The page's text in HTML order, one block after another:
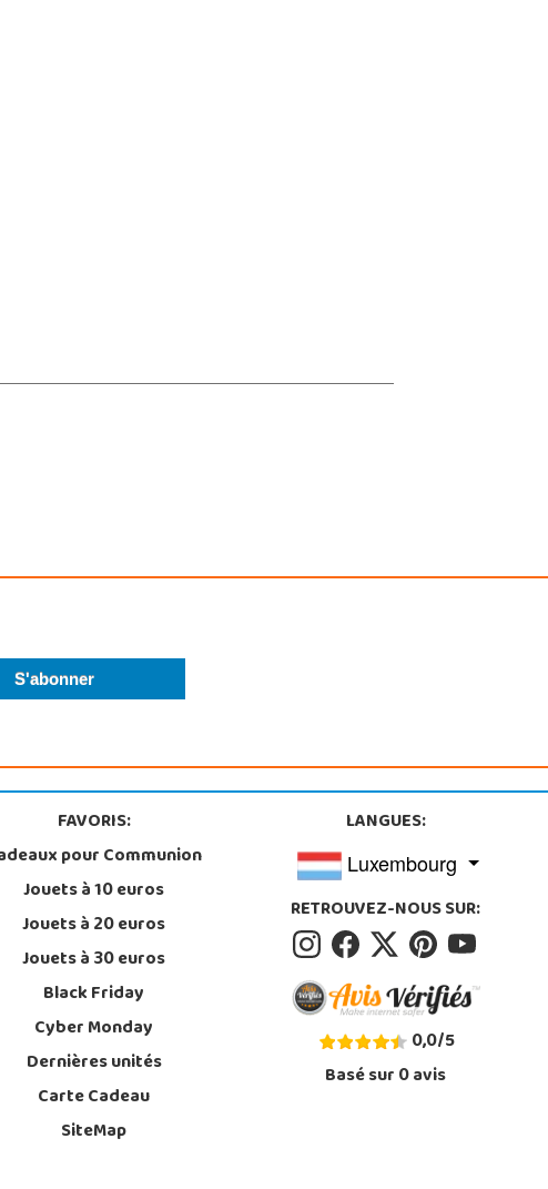
FAVORIS:
pour Communion
Jouets à 10 euros
Jouets à 20 euros
Jouets à 30 euros
Black Friday
Cyber Monday
Dernières unités
Carte Cadeau
SiteMap
LANGUES:
Luxembourg
RETROUVEZ-NOUS SUR:
0,0/5
Basé sur0avis